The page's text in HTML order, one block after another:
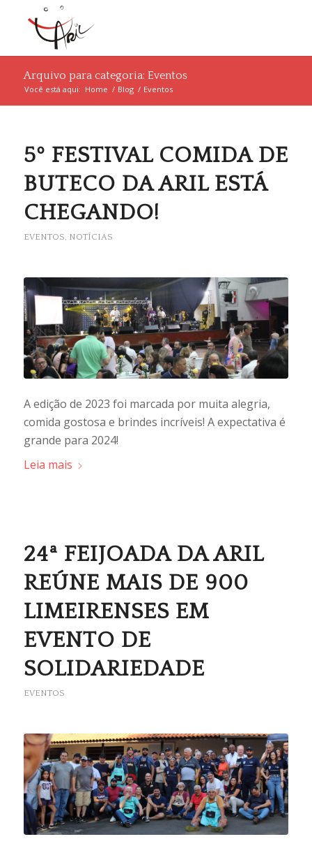
Arquivo para categoria: Eventos
Você está aqui: Home / Blog / Eventos
5º FESTIVAL COMIDA DE
BUTECO DA ARIL ESTÁ
CHEGANDO!
EVENTOS, NOTÍCIAS
A edição de 2023 foi marcada por muita alegria,
comida gostosa e brindes incríveis! A expectativa é
grande para 2024!
Leia mais
24ª FEIJOADA DA ARIL
REÚNE MAIS DE 900
LIMEIRENSES EM
EVENTO DE
SOLIDARIEDADE
EVENTOS